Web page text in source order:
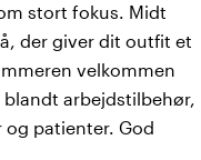
stort fokus. Midt
der giver dit outfit et
velkommen
arbejdstilbehør,
og patienter. God